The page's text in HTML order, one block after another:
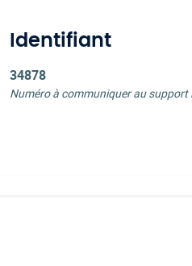
Identifiant
34878
Numéro à communiquer au support